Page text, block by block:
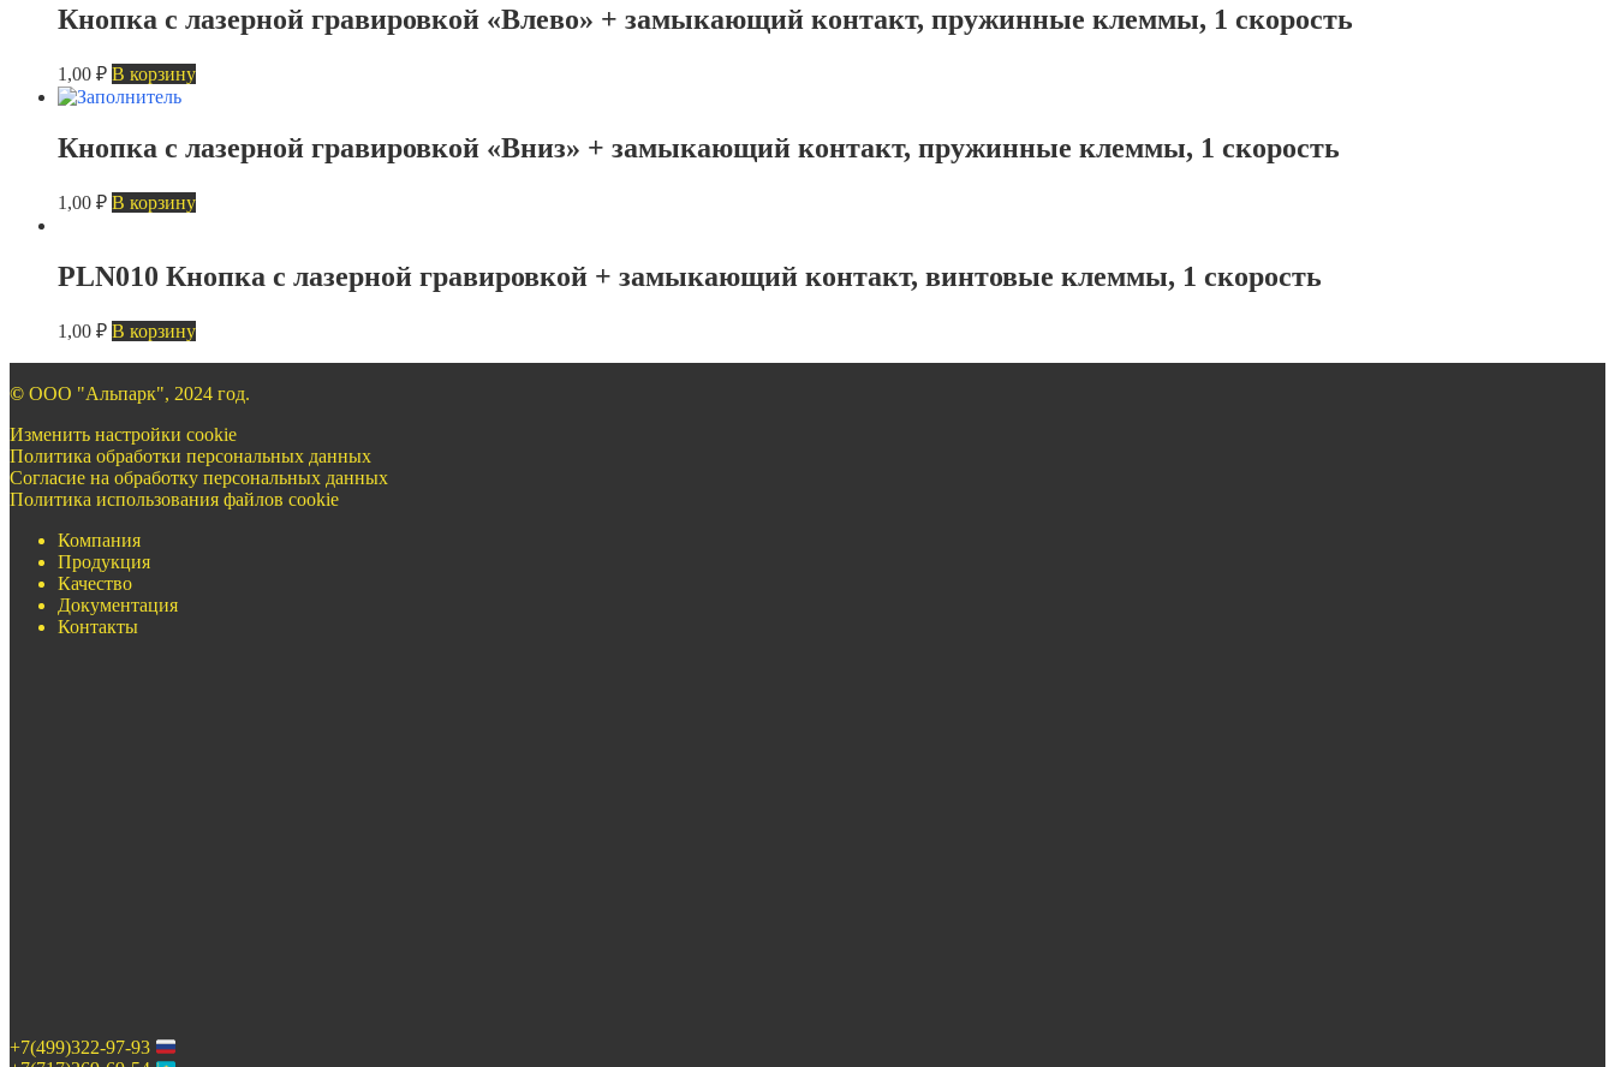
Кнопка с лазерной гравировкой «Влево» + замыкающий контакт, пружинные клеммы, 1 скорость
1,00 ₽ В корзину
Кнопка с лазерной гравировкой «Вниз» + замыкающий контакт, пружинные клеммы, 1 скорость
1,00 ₽ В корзину
PLN010 Кнопка с лазерной гравировкой + замыкающий контакт, винтовые клеммы, 1 скорость
1,00 ₽ В корзину
© ООО "Альпарк", 2024 год.
Изменить настройки cookie
Политика обработки персональных данных
Согласие на обработку персональных данных
Политика использования файлов cookie
Компания
Продукция
Качество
Документация
Контакты
+7(499)322-97-93